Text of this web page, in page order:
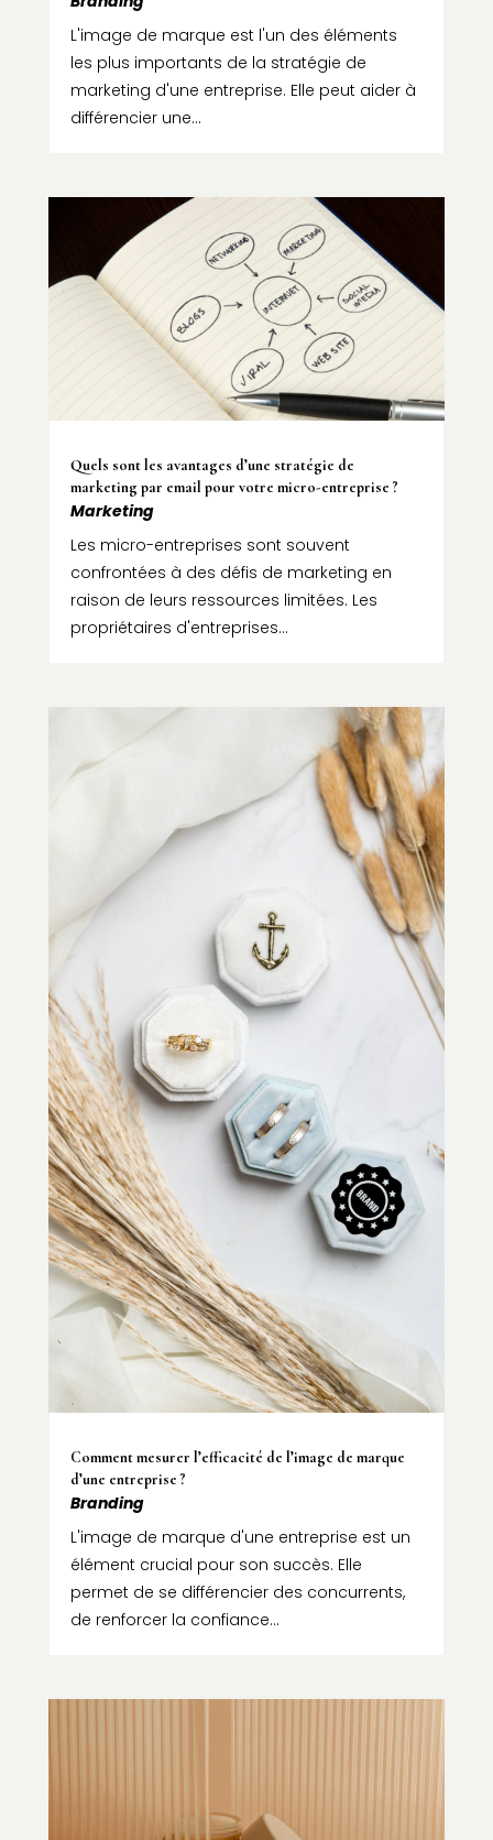
L'image de marque est l'un des éléments
les plus importants de la stratégie de
marketing d'une entreprise. Elle peut aider à
différencier une...
Quels sont les avantages d’une stratégie de
marketing par email pour votre micro-entreprise ?
Marketing
Les micro-entreprises sont souvent
confrontées à des défis de marketing en
raison de leurs ressources limitées. Les
propriétaires d'entreprises...
Comment mesurer l’efficacité de l’image de marque
d’une entreprise ?
Branding
L'image de marque d'une entreprise est un
élément crucial pour son succès. Elle
permet de se différencier des concurrents,
de renforcer la confiance...